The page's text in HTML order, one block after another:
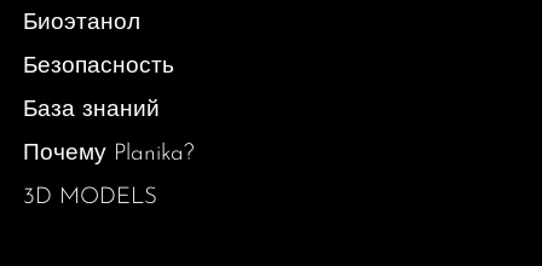
Биоэтанол
Безопасность
База знаний
Почему Planika?
3D MODELS